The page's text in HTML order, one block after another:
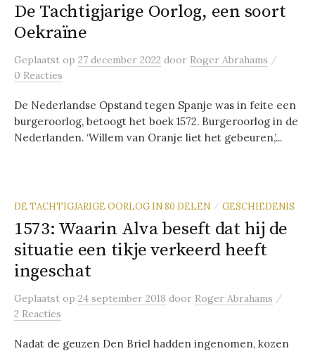
De Tachtigjarige Oorlog, een soort
Oekraïne
Geplaatst op 27 december 2022 door Roger Abrahams /
0 Reacties
De Nederlandse Opstand tegen Spanje was in feite een
burgeroorlog, betoogt het boek 1572. Burgeroorlog in de
Nederlanden. ‘Willem van Oranje liet het gebeuren,’...
DE TACHTIGJARIGE OORLOG IN 80 DELEN / GESCHIEDENIS
1573: Waarin Alva beseft dat hij de
situatie een tikje verkeerd heeft
ingeschat
Geplaatst op 24 september 2018 door Roger Abrahams /
2 Reacties
Nadat de geuzen Den Briel hadden ingenomen, kozen